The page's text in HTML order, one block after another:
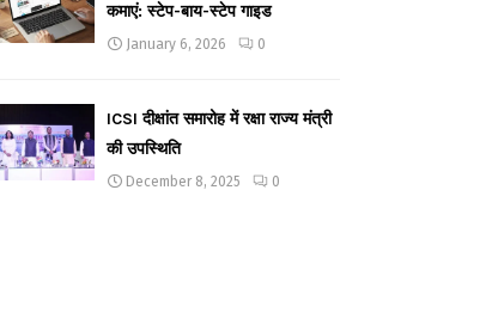
कमाएं: स्टेप-बाय-स्टेप गाइड
January 6, 2026 0
ICSI दीक्षांत समारोह में रक्षा राज्य मंत्री
की उपस्थिति
December 8, 2025 0